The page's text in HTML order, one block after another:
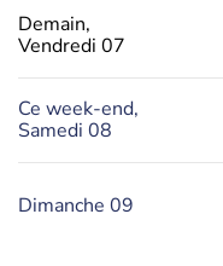
Demain,
Vendredi 07
Ce week-end,
Samedi 08
Dimanche 09